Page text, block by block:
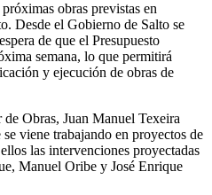
obras previstas en
Desde el Gobierno de Salto se
de que el Presupuesto
semana, lo que permitirá
y ejecución de obras de
Obras, Juan Manuel Texeira
viene trabajando en proyectos de
las intervenciones proyectadas
Manuel Oribe y José Enrique